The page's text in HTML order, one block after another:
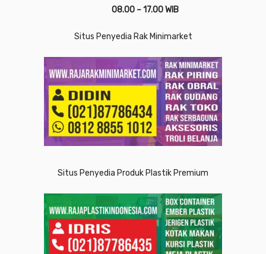
08.00 – 17.00 WIB
Situs Penyedia Rak Minimarket
Situs Penyedia Produk Plastik Premium